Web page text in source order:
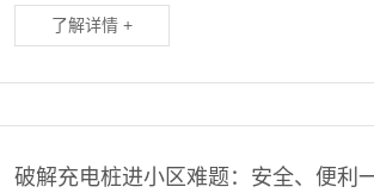
了解详情 +
破解充电桩进小区难题：安全、便利